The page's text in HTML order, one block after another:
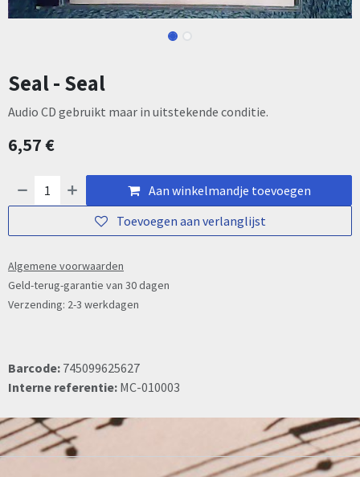
Seal - Seal
Audio CD gebruikt maar in uitstekende conditie.
6,57€
Aan winkelmandje toevoegen
Toevoegen aan verlanglijst
Algemene voorwaarden
Geld-terug-garantie van 30 dagen
Verzending: 2-3 werkdagen
Barcode: 745099625627
Interne referentie: MC-010003